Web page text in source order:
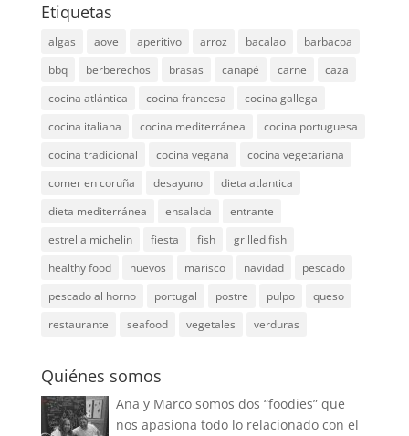
Etiquetas
algas aove aperitivo arroz bacalao
barbacoa
bbq
berberechos brasas canapé carne
caza
cocina atlántica
cocina francesa
cocina gallega
cocina italiana
cocina mediterránea
cocina portuguesa
cocina tradicional
cocina vegana
cocina vegetariana
comer en coruña
desayuno
dieta atlantica
dieta mediterránea
ensalada
entrante
estrella michelin
fiesta fish
grilled fish
healthy food
huevos marisco navidad
pescado
pescado al horno
portugal postre pulpo
queso
restaurante
seafood vegetales verduras
Quiénes somos
Ana y Marco somos dos “foodies” que
nos apasiona todo lo relacionado con el